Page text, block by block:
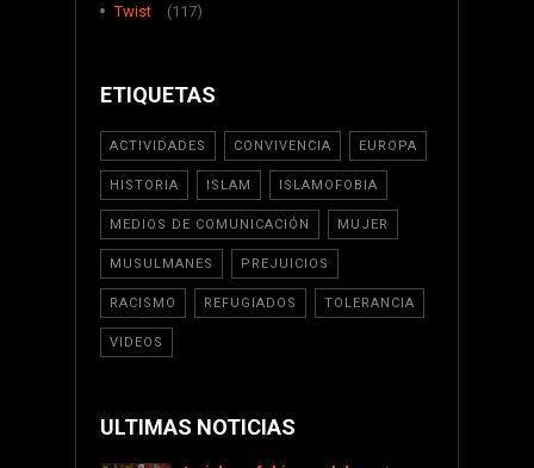
Twist
(117)
ETIQUETAS
ACTIVIDADES CONVIVENCIA EUROPA
HISTORIA ISLAM ISLAMOFOBIA
MEDIOS DE COMUNICACIÓN MUJER
MUSULMANES PREJUICIOS
RACISMO REFUGIADOS TOLERANCIA
VIDEOS
ULTIMAS NOTICIAS